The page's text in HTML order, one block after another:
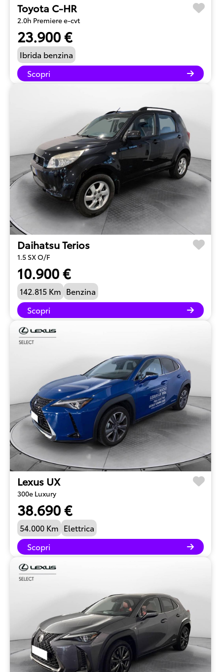
Toyota C-HR
2.0h Premiere e-cvt
23.900 €
Ibrida benzina
Scopri
Daihatsu Terios
1.5 SX O/F
10.900 €
142.815 Km Benzina
Scopri
Lexus UX
300e Luxury
38.690 €
54.000 Km Elettrica
Scopri